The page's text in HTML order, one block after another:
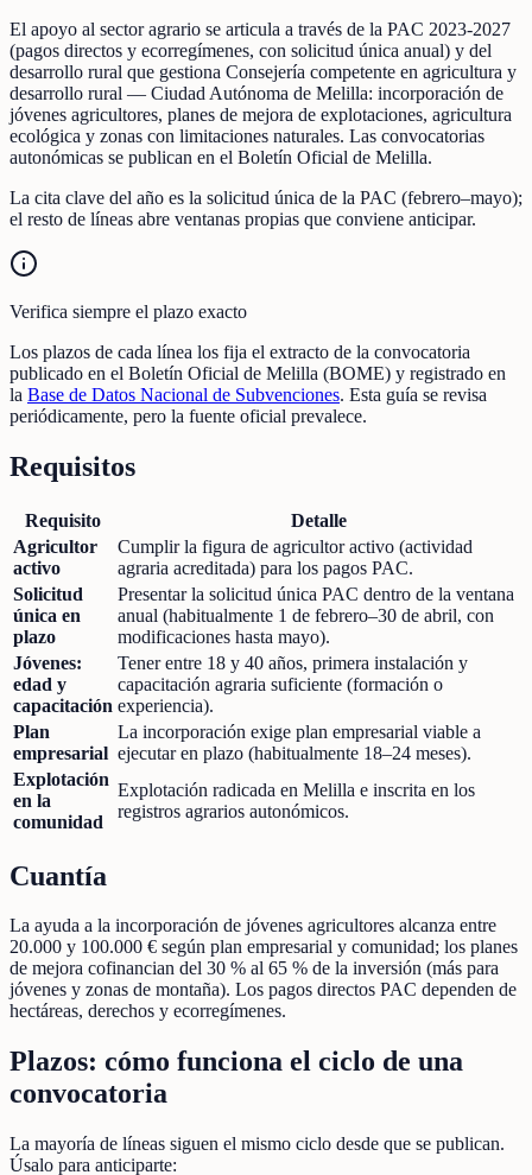
El apoyo al sector agrario se articula a través de la PAC 2023-2027
(pagos directos y ecorregímenes, con solicitud única anual) y del
desarrollo rural que gestiona Consejería competente en agricultura y
desarrollo rural — Ciudad Autónoma de Melilla: incorporación de
jóvenes agricultores, planes de mejora de explotaciones, agricultura
ecológica y zonas con limitaciones naturales. Las convocatorias
autonómicas se publican en el Boletín Oficial de Melilla.
La cita clave del año es la solicitud única de la PAC (febrero–mayo);
el resto de líneas abre ventanas propias que conviene anticipar.
Verifica siempre el plazo exacto
Los plazos de cada línea los fija el extracto de la convocatoria
publicado en el Boletín Oficial de Melilla (BOME) y registrado en
la Base de Datos Nacional de Subvenciones. Esta guía se revisa
periódicamente, pero la fuente oficial prevalece.
Requisitos
Requisito
Detalle
Agricultor
activo
Cumplir la figura de agricultor activo (actividad
agraria acreditada) para los pagos PAC.
Solicitud
única en
plazo
Presentar la solicitud única PAC dentro de la ventana
anual (habitualmente 1 de febrero–30 de abril, con
modificaciones hasta mayo).
Jóvenes:
edad y
capacitación
Tener entre 18 y 40 años, primera instalación y
capacitación agraria suficiente (formación o
experiencia).
Plan
empresarial
La incorporación exige plan empresarial viable a
ejecutar en plazo (habitualmente 18–24 meses).
Explotación
en la
comunidad
Explotación radicada en Melilla e inscrita en los
registros agrarios autonómicos.
Cuantía
La ayuda a la incorporación de jóvenes agricultores alcanza entre
20.000 y 100.000 € según plan empresarial y comunidad; los planes
de mejora cofinancian del 30 % al 65 % de la inversión (más para
jóvenes y zonas de montaña). Los pagos directos PAC dependen de
hectáreas, derechos y ecorregímenes.
Plazos: cómo funciona el ciclo de una
convocatoria
La mayoría de líneas siguen el mismo ciclo desde que se publican.
Úsalo para anticiparte: